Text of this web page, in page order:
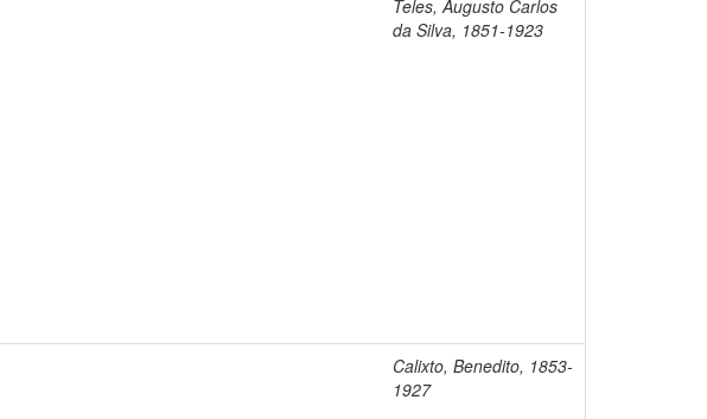
Teles, Augusto Carlos
da Silva, 1851-1923
Calixto, Benedito, 1853-
1927